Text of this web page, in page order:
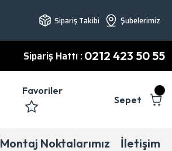
Sipariş Takibi Şubelerimiz
Sipariş Hattı :0212 423 50 55
Favoriler
Sepet
Montaj Noktalarımız İletişim